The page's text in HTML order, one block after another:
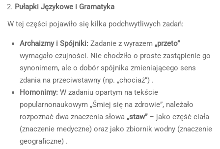
Pułapki Językowe i Gramatyka
W tej części pojawiło się kilka podchwytliwych zadań:
Archaizmy i Spójniki: Zadanie z wyrazem „przeto”
wymagało czujności. Nie chodziło o proste zastąpienie go
synonimem, ale o dobór spójnika zmieniającego sens
zdania na przeciwstawny (np. „chociaż”) .
Homonimy: W zadaniu opartym na tekście
popularnonaukowym „Śmiej się na zdrowie”, należało
rozpoznać dwa znaczenia słowa „staw”– jako część ciała
(znaczenie medyczne) oraz jako zbiornik wodny (znaczenie
geograficzne) .